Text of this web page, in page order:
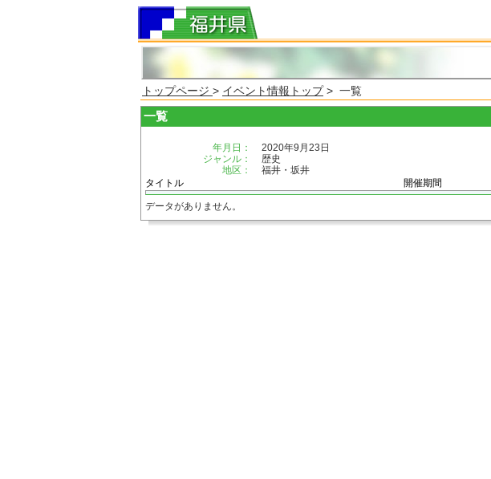
トップページ > イベント情報トップ> 一覧
一覧
年月日：
2020年9月23日
ジャンル：
歴史
地区：
福井・坂井
タイトル
開催期間
データがありません。